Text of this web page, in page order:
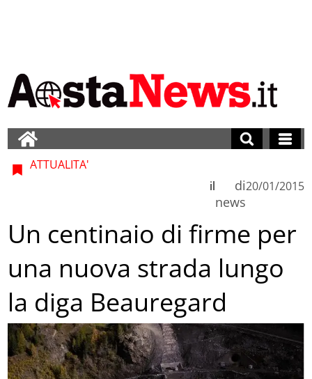
ATTUALITA'
di
news
il 20/01/2015
Un centinaio di firme per
una nuova strada lungo
la diga Beauregard